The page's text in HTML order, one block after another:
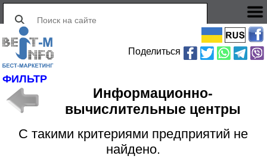
Поделиться
ФИЛЬТР
Информационно-
вычислительные центры
С такими критериями предприятий не
найдено.